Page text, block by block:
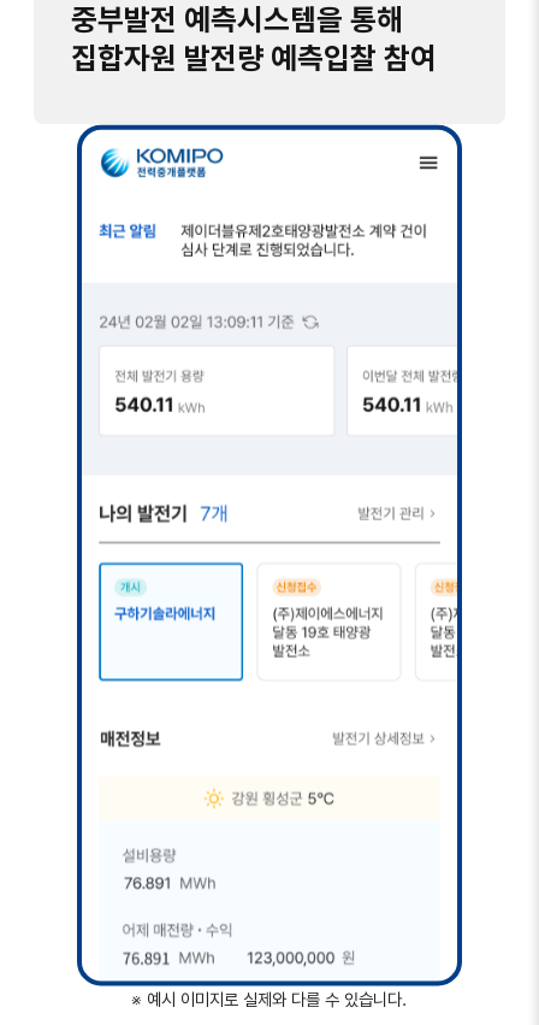
중부발전 예측시스템을 통해
집합자원 발전량 예측입찰 참여
※ 예시 이미지로 실제와 다를 수 있습니다.